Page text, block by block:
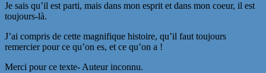
Je sais qu’il est parti, mais dans mon esprit et dans mon coeur, il est
toujours-là.
J’ai compris de cette magnifique histoire, qu’il faut toujours
remercier pour ce qu’on es, et ce qu’on a !
Merci pour ce texte- Auteur inconnu.